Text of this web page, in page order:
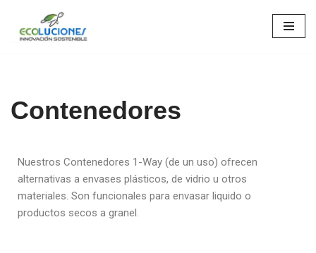
Saltar
Contenedores
Nuestros Contenedores 1-Way (de un uso) ofrecen
alternativas a envases plásticos, de vidrio u otros
materiales. Son funcionales para envasar liquido o
productos secos a granel.